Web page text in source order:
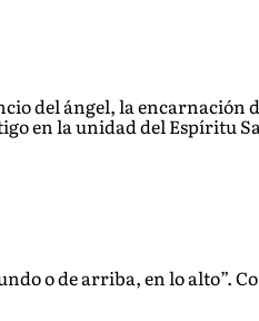
del ángel, la encarnación
en la unidad del Espíritu
o de arriba, en lo alto”.